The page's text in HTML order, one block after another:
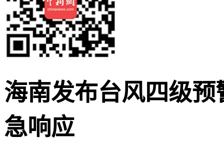
海南发布台风四级
急响应